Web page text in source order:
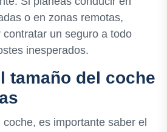
o en zonas remotas,
un seguro a todo
inesperados.
tamaño del coche
es importante saber el